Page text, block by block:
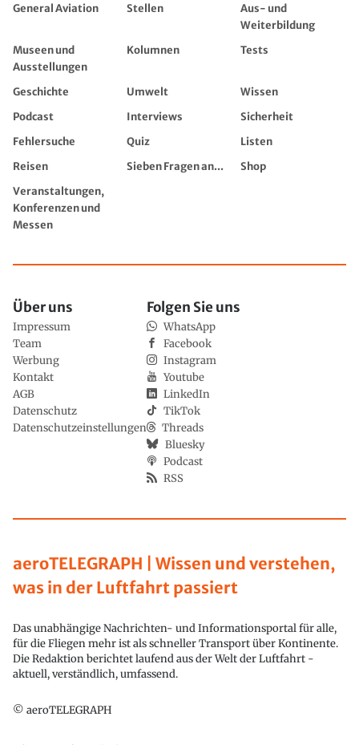
General Aviation
Stellen
Aus- und
Weiterbildung
Museen und
Ausstellungen
Kolumnen Tests
Geschichte Umwelt
Wissen
Podcast
Interviews
Sicherheit
Fehlersuche
Quiz
Listen
Reisen
Sieben Fragen an...
Shop
Veranstaltungen,
Konferenzen und
Messen
aeroTELEGRAPH | Wissen und verstehen,
was in der Luftfahrt passiert
Das unabhängige Nachrichten- und Informationsportal für alle,
für die Fliegen mehr ist als schneller Transport über Kontinente.
Die Redaktion berichtet laufend aus der Welt der Luftfahrt -
aktuell, verständlich, umfassend.
© aeroTELEGRAPH
Über uns
Impressum
Team
Werbung
Kontakt
AGB
Datenschutz
Datenschutzeinstellungen
Folgen Sie uns
WhatsApp
Facebook
Instagram
Youtube
LinkedIn
TikTok
Threads
Bluesky
Podcast
RSS